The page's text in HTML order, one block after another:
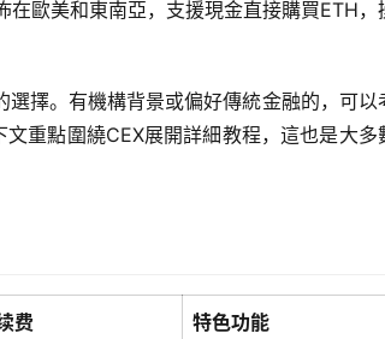
歐美和東南亞，支援現金直接購買ETH，
擇。有機構背景或偏好傳統金融的，可以
重點圍繞CEX展開詳細教程，這也是大多
费 特色功能